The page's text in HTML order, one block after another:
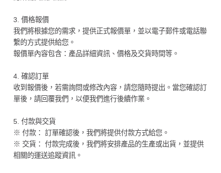
3. 價格報價
我們將根據您的需求，提供正式報價單，並以電子郵件或電話聯
繫的方式提供給您。
報價單內容包含：產品詳細資訊、價格及交貨時間等。
4. 確認訂單
收到報價後，若需詢問或修改內容，請您隨時提出。當您確認訂
單後，請回覆我們，以便我們進行後續作業。
5. 付款與交貨
※ 付款： 訂單確認後，我們將提供付款方式給您。
※ 交貨： 付款完成後，我們將安排產品的生產或出貨，並提供
相關的運送追蹤資訊。